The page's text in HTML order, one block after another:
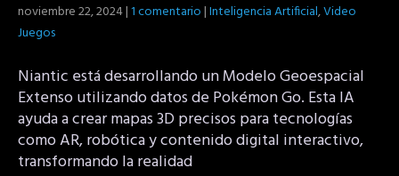
noviembre 22, 2024|1 comentario|Inteligencia Artificial,Video
Juegos
Niantic está desarrollando un Modelo Geoespacial
Extenso utilizando datos de Pokémon Go. Esta IA
ayuda a crear mapas 3D precisos para tecnologías
como AR, robótica y contenido digital interactivo,
transformando la realidad